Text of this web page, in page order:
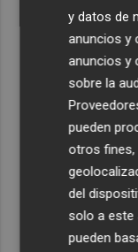
y datos de
anuncios y
anuncios y
sobre la
pueden
otros fines,
del
solo a este
pueden